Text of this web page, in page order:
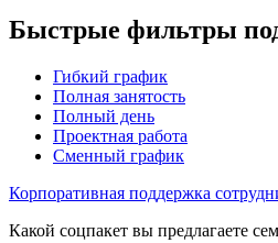
Быстрые фильтры
Гибкий график
Полная занятость
Полный день
Проектная работа
Сменный график
Корпоративная поддержка
Какой соцпакет вы предлагаете